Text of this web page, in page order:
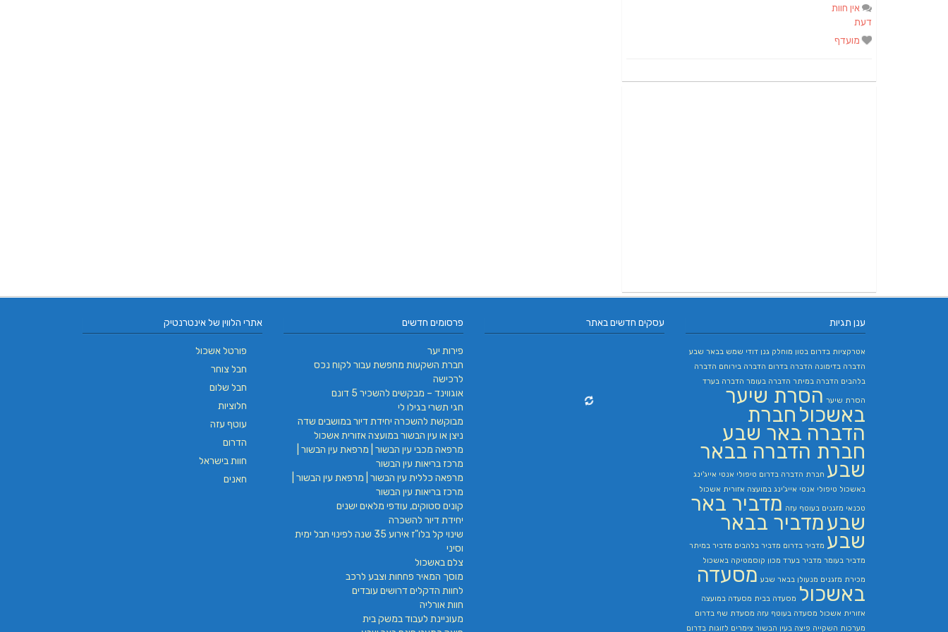
אין חוות
דעת
מועדף
אתרי הלווין של אינטרנטיק
פורטל אשכול
חבל צוחר
חבל שלום
חלוציות
עוטף עזה
הדרום
חוות בישראל
חאנים
פרסומים חדשים
פירות יער
חברת השקעות מחפשת עבור לקוח נכס
לרכישה
אוגווינד – מבקשים להשכיר 5 דונם
חגי תשרי בגילו לי
מבוקשת להשכרה יחידת דיור במושבים שדה
ניצן או עין הבשור במועצה אזורית אשכול
מרפאה מכבי עין הבשור | מרפאת עין הבשור |
מרכז בריאות עין הבשור
מרפאה כללית עין הבשור | מרפאת עין הבשור |
מרכז בריאות עין הבשור
קונים סטוקים, עודפי מלאים ישנים
יחידת דיור להשכרה
שינוי קל בלו"ז אירוע 35 שנה לפינוי חבל ימית
וסיני
צלם באשכול
מוסך המאיר פחחות וצבע לרכב
לחוות הדקלים דרושים עובדים
חוות אורליה
מעוניינת לעבוד במשק בית
עסקים חדשים באתר ענן תגיות
אטרקציות בדרום בטון מוחלק גנן דודי שמש בבאר שבע
הדברה בדימונה הדברה בדרום הדברה בירוחם הדברה
בלהבים הדברה במיתר הדברה בעומר הדברה בערד
הסרת שיער הסרת שיער
באשכול חברת
הדברה באר שבע
חברת הדברה בבאר
שבע חברת הדברה בדרום טיפולי אנטי אייג'ינג
באשכול טיפולי אנטי אייג'ינג במועצה אזורית אשכול
טכנאי מזגנים בעוטף עזה מדביר באר
שבעמדביר בבאר
שבע מדביר בדרום מדביר בלהבים מדביר במיתר
מדביר בעומר מדביר בערד מכון קוסמטיקה באשכול
מכירת מזגנים מנעולן בבאר שבע מסעדה
באשכול מסעדה בבית מסעדה במועצה
אזורית אשכול מסעדה בעוטף עזה מסעדת שף בדרום
מערכות השקייה פיצה בעין הבשור צימרים לזוגות בדרום